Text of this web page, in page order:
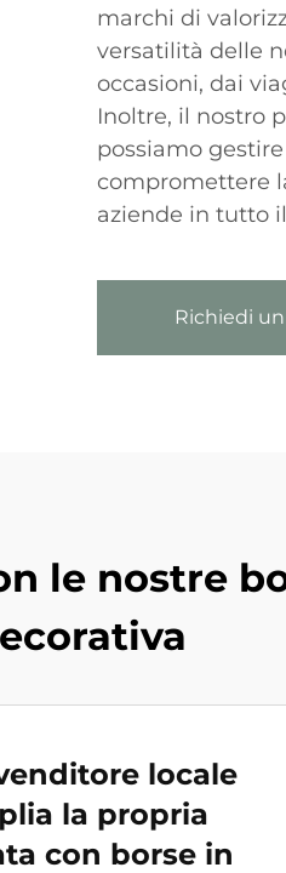
marchi di
versatilità delle
occasioni, dai
Inoltre, il nostro
possiamo
compromettere
aziende in tutto
Richiedi
le nostre
locale
la propria
con borse in